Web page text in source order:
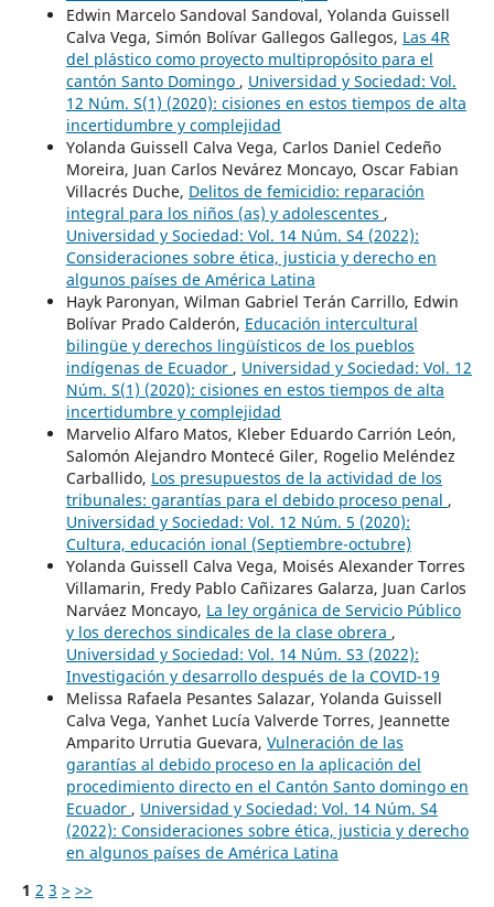
Edwin Marcelo Sandoval Sandoval, Yolanda Guissell
Calva Vega, Simón Bolívar Gallegos Gallegos, Las 4R
del plástico como proyecto multipropósito para el
cantón Santo Domingo , Universidad y Sociedad: Vol.
12 Núm. S(1) (2020): cisiones en estos tiempos de alta
incertidumbre y complejidad
Yolanda Guissell Calva Vega, Carlos Daniel Cedeño
Moreira, Juan Carlos Nevárez Moncayo, Oscar Fabian
Villacrés Duche, Delitos de femicidio: reparación
integral para los niños (as) y adolescentes ,
Universidad y Sociedad: Vol. 14 Núm. S4 (2022):
Consideraciones sobre ética, justicia y derecho en
algunos países de América Latina
Hayk Paronyan, Wilman Gabriel Terán Carrillo, Edwin
Bolívar Prado Calderón, Educación intercultural
bilingüe y derechos lingüísticos de los pueblos
indígenas de Ecuador , Universidad y Sociedad: Vol. 12
Núm. S(1) (2020): cisiones en estos tiempos de alta
incertidumbre y complejidad
Marvelio Alfaro Matos, Kleber Eduardo Carrión León,
Salomón Alejandro Montecé Giler, Rogelio Meléndez
Carballido, Los presupuestos de la actividad de los
tribunales: garantías para el debido proceso penal ,
Universidad y Sociedad: Vol. 12 Núm. 5 (2020):
Cultura, educación ional (Septiembre-octubre)
Yolanda Guissell Calva Vega, Moisés Alexander Torres
Villamarin, Fredy Pablo Cañizares Galarza, Juan Carlos
Narváez Moncayo, La ley orgánica de Servicio Público
y los derechos sindicales de la clase obrera ,
Universidad y Sociedad: Vol. 14 Núm. S3 (2022):
Investigación y desarrollo después de la COVID-19
Melissa Rafaela Pesantes Salazar, Yolanda Guissell
Calva Vega, Yanhet Lucía Valverde Torres, Jeannette
Amparito Urrutia Guevara, Vulneración de las
garantías al debido proceso en la aplicación del
procedimiento directo en el Cantón Santo domingo en
Ecuador , Universidad y Sociedad: Vol. 14 Núm. S4
(2022): Consideraciones sobre ética, justicia y derecho
en algunos países de América Latina
1 2 3 > >>